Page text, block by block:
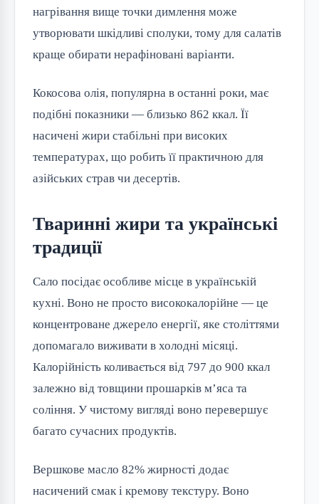
нагрівання вище точки димлення може
утворювати шкідливі сполуки, тому для салатів
краще обирати нерафіновані варіанти.
Кокосова олія, популярна в останні роки, має
подібні показники — близько 862 ккал. Її
насичені жири стабільні при високих
температурах, що робить її практичною для
азійських страв чи десертів.
Тваринні жири та українські
традиції
Сало посідає особливе місце в українській
кухні. Воно не просто висококалорійне — це
концентроване джерело енергії, яке століттями
допомагало виживати в холодні місяці.
Калорійність коливається від 797 до 900 ккал
залежно від товщини прошарків м’яса та
соління. У чистому вигляді воно перевершує
багато сучасних продуктів.
Вершкове масло 82% жирності додає
насичений смак і кремову текстуру. Воно